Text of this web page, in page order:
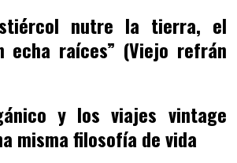
nutre la tierra, el
echa raíces” (Viejo refrán
y los viajes vintage
misma filosofía de vida